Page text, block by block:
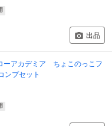
出品
アカデミア ちょこのっこフ
プセット